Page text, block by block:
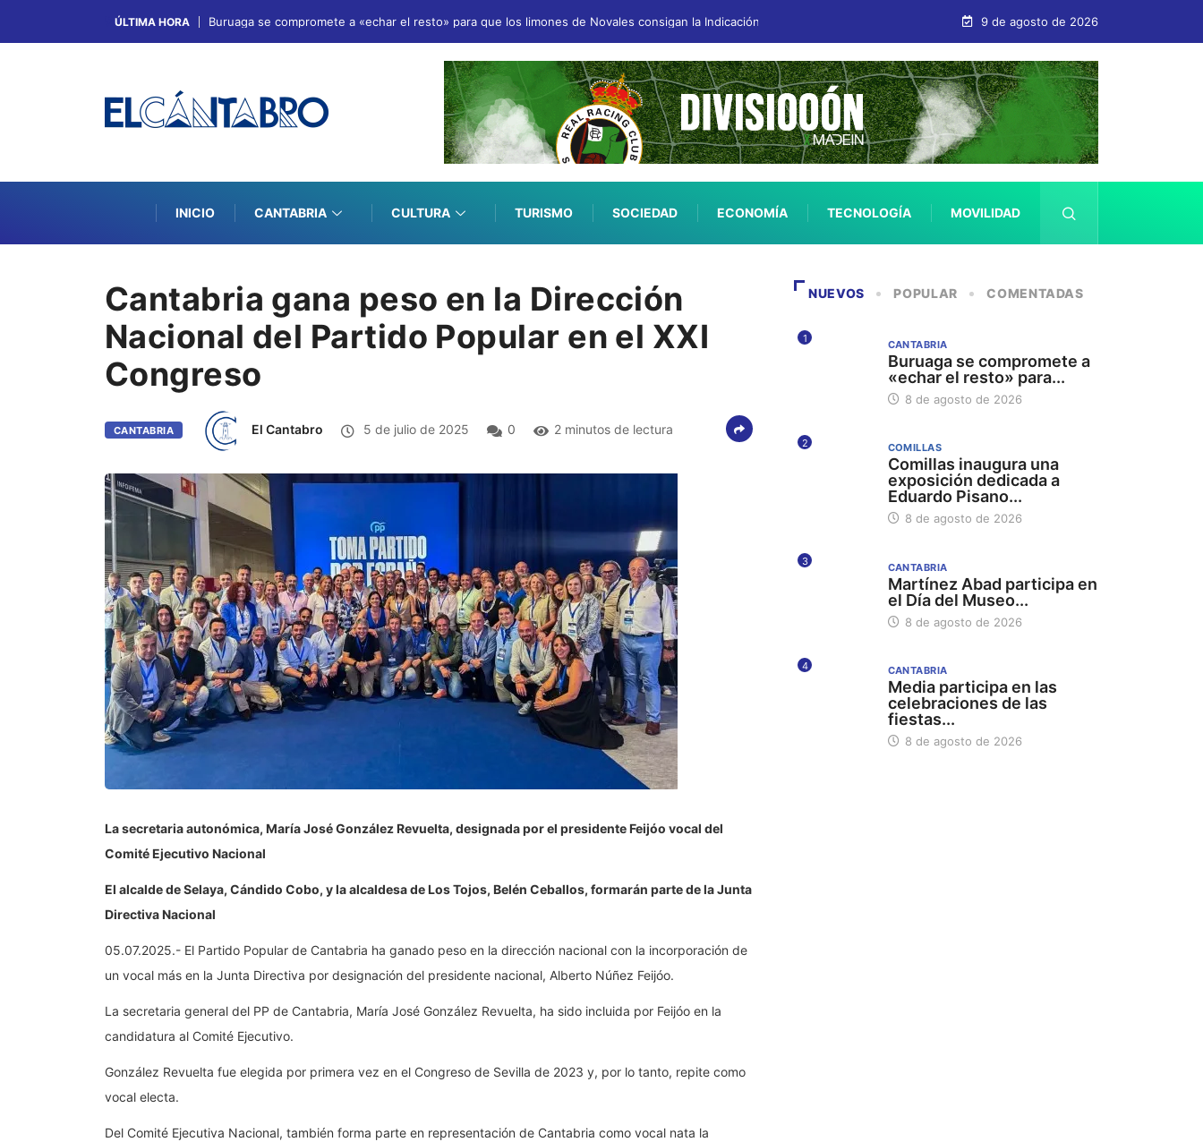
ÚLTIMA HORA Buruaga se compromete a «echar el resto» para que los limones de Novales consigan la Indicación Geográfica Protegida 9 de agosto de 2026
INICIO CANTABRIA CULTURA TURISMO SOCIEDAD ECONOMÍA TECNOLOGÍA MOVILIDAD
Cantabria gana peso en la Dirección
Nacional del Partido Popular en el XXI
Congreso
CANTABRIA El Cantabro 5 de julio de 2025 0 2 minutos de lectura
La secretaria autonómica, María José González Revuelta, designada por el presidente Feijóo vocal del
Comité Ejecutivo Nacional
El alcalde de Selaya, Cándido Cobo, y la alcaldesa de Los Tojos, Belén Ceballos, formarán parte de la Junta
Directiva Nacional
05.07.2025.- El Partido Popular de Cantabria ha ganado peso en la dirección nacional con la incorporación de
un vocal más en la Junta Directiva por designación del presidente nacional, Alberto Núñez Feijóo.
La secretaria general del PP de Cantabria, María José González Revuelta, ha sido incluida por Feijóo en la
candidatura al Comité Ejecutivo.
González Revuelta fue elegida por primera vez en el Congreso de Sevilla de 2023 y, por lo tanto, repite como
vocal electa.
Del Comité Ejecutiva Nacional, también forma parte en representación de Cantabria como vocal nata la
NUEVOS POPULAR COMENTADAS
1 CANTABRIA
Buruaga se compromete a
«echar el resto» para...
8 de agosto de 2026
2 COMILLAS
Comillas inaugura una
exposición dedicada a
Eduardo Pisano...
8 de agosto de 2026
3 CANTABRIA
Martínez Abad participa en
el Día del Museo...
8 de agosto de 2026
4 CANTABRIA
Media participa en las
celebraciones de las
fiestas...
8 de agosto de 2026